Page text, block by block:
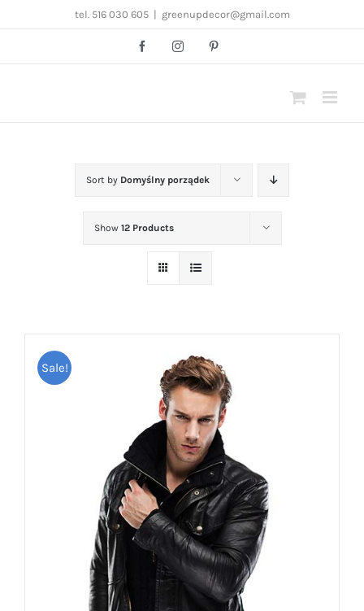
tel. 516 030 605 greenupdecor@gmail.com
FacebookInstagram
Sort by Domyślny porządek
Show 12 Products
Sale!